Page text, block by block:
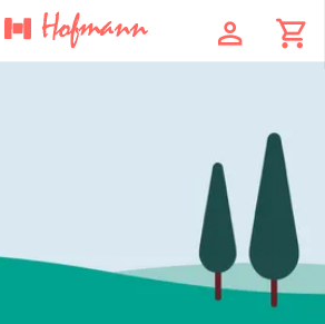
profile shopping_cart